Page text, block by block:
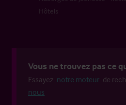
Hôtels
Vous ne trouvez pas ce
Essayez notre moteur de
nous